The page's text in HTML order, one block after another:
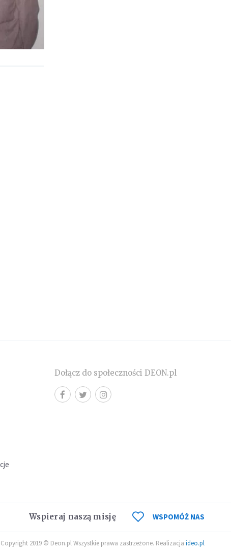
Dołącz do społeczności DEON.pl
Wspieraj naszą misję WSPOMÓŻ NAS
Copyright 2019 © Deon.pl Wszystkie prawa zastrzeżone. Realizacja ideo.pl